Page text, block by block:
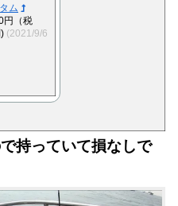
ム
円（税
(2021/9/6
持っていて損なしで